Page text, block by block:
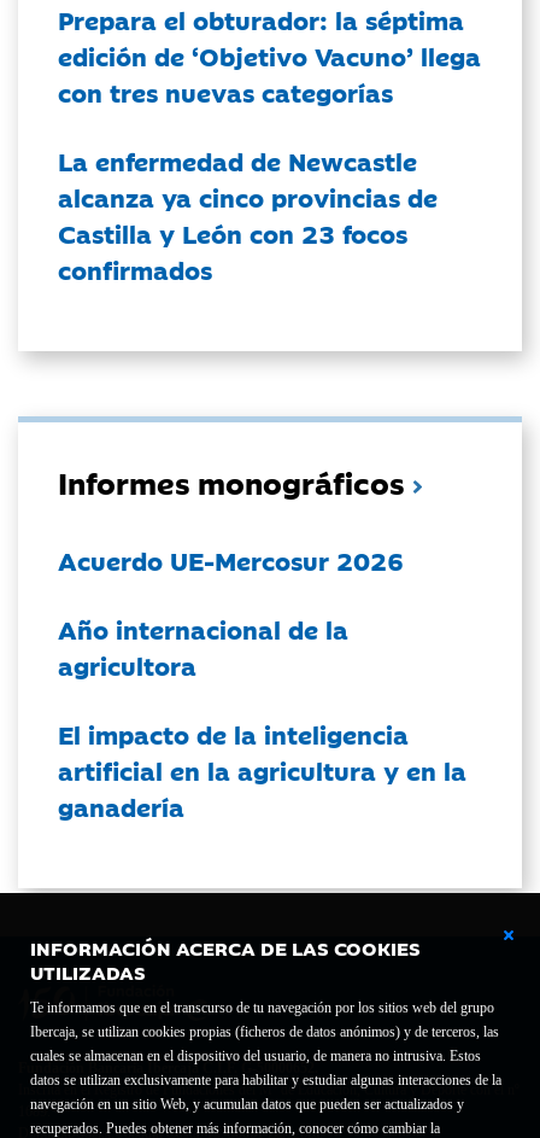
INFORMACIÓN ACERCA DE LAS COOKIES
UTILIZADAS
Te informamos que en el transcurso de tu navegación por los sitios web del grupo
Ibercaja, se utilizan cookies propias (ficheros de datos anónimos) y de terceros, las
cuales se almacenan en el dispositivo del usuario, de manera no intrusiva. Estos
datos se utilizan exclusivamente para habilitar y estudiar algunas interacciones de la
navegación en un sitio Web, y acumulan datos que pueden ser actualizados y
recuperados. Puedes obtener más información, conocer cómo cambiar la
Prepara el obturador: la séptima
edición de ‘Objetivo Vacuno’ llega
con tres nuevas categorías
La enfermedad de Newcastle
alcanza ya cinco provincias de
Castilla y León con 23 focos
confirmados
Informes monográficos
Acuerdo UE-Mercosur 2026
Año internacional de la
agricultora
El impacto de la inteligencia
artificial en la agricultura y en la
ganadería
Fundación Bancaria Ibercaja C.I.F. G-50000652.
Inscrita en el Registro de Fundaciones del Mº de Educación, Cultura y Deporte con el nº
1689.
Domicilio social: Joaquín Costa, 13. 50001 Zaragoza.